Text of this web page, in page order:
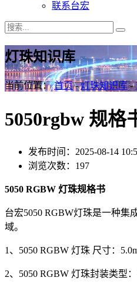
联系台宏
灯珠知识库
当前位置：首页-灯珠知识库-
5050rgbw 规格
发布时间：2025-08-14
浏览次数：197
5050 RGBW 灯珠规格书
台宏5050 RGBW灯珠是一种集
域。
1、5050 RGBW 灯珠 尺寸：
2、5050 RGBW 灯珠封装类型